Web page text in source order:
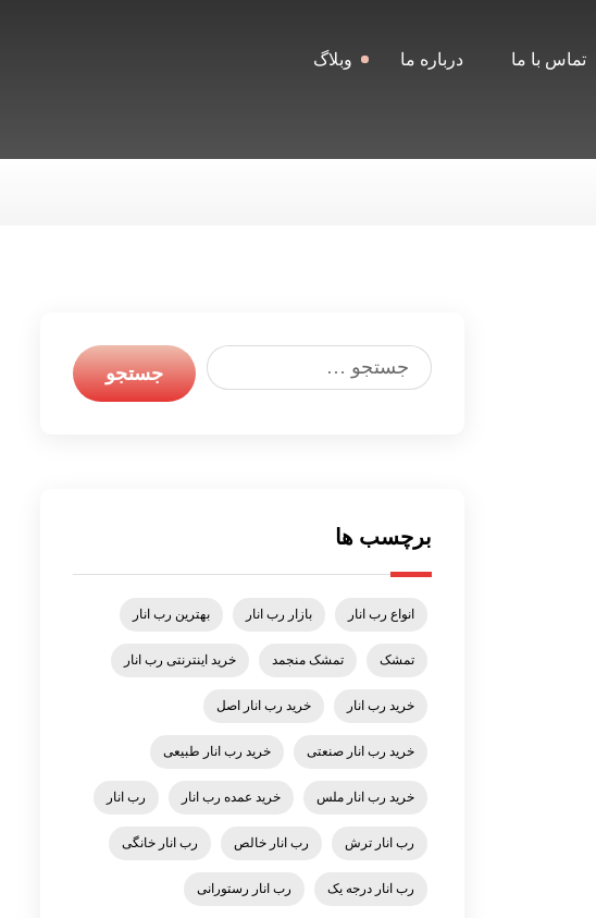
تماس با ما درباره ما وبلاگ
برچسب ها
انواع رب انار بازار رب انار بهترین رب انار
تمشک تمشک منجمد خرید اینترنتی رب انار
خرید رب انار خرید رب انار اصل
خرید رب انار صنعتی خرید رب انار طبیعی
خرید رب انار ملس خرید عمده رب انار رب انار
رب انار ترش رب انار خالص رب انار خانگی
رب انار درجه یک رب انار رستورانی